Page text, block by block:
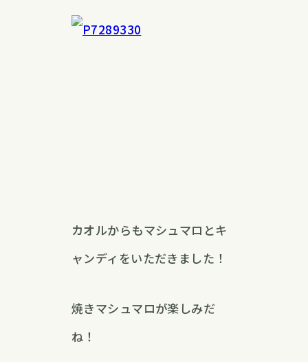
カオルからもマシュマロとキ
ャンディをいただきました！
焼きマシュマロが楽しみだ
ね！